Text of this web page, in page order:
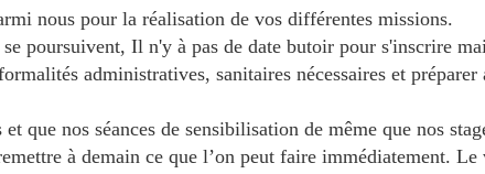
nous pour la réalisation de vos différentes missions.
poursuivent, Il n'y à pas de date butoir pour s'inscrire
administratives, sanitaires nécessaires et préparer
que nos séances de sensibilisation de même que nos
à demain ce que l’on peut faire immédiatement. Le